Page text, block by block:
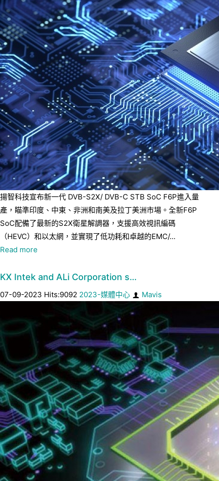
揚智科技宣布新一代 DVB-S2X/ DVB-C STB SoC F6P進入量
產，瞄準印度、中東、非洲和南美及拉丁美洲市場。全新F6P
SoC配備了最新的S2X衛星解調器，支援高效視訊編碼
（HEVC）和以太網，並實現了低功耗和卓越的EMC/...
Read more
KX Intek and ALi Corporation s…
07-09-2023 Hits:9092 2023-媒體中心 Mavis